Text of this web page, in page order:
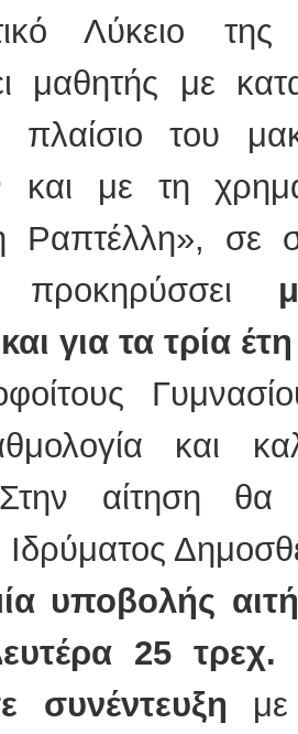
Λύκειο της
μαθητής με
του
και με τη
Ραπτέλλη», σε
προκηρύσσει
για τα τρία
και
αίτηση θα
υποβολής
25 τρεχ.
συνέντευξη με